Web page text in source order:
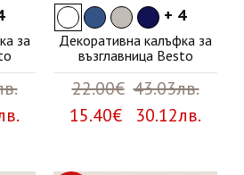
за
+ 4
Декоративна калъфка за
възглавница Besto
22.00€ 43.03лв.
15.40€ 30.12лв.